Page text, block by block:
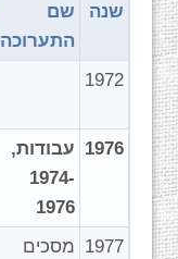
שנה
שם
התערוכה
1972
1976 עבודות,
1974-
1976
1977 מסכים